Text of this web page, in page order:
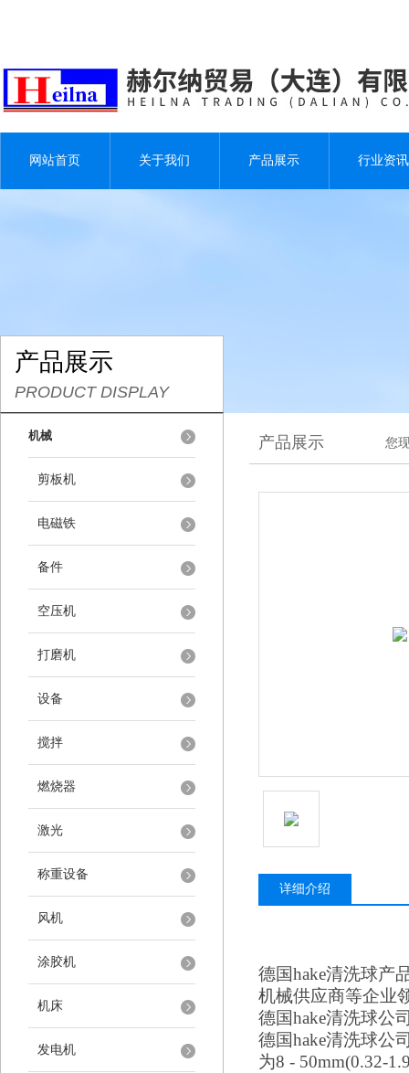
网站首页 关于我们 产品展示 行业资讯
产品展示
PRODUCT DISPLAY
机械
剪板机
电磁铁
备件
空压机
打磨机
设备
搅拌
燃烧器
激光
称重设备
风机
涂胶机
机床
发电机
产品展示 您
详细介绍
德国hake清洗球产
机械供应商等企业
德国hake清洗球公
德国hake清洗球公
为8 - 50mm(0.32-